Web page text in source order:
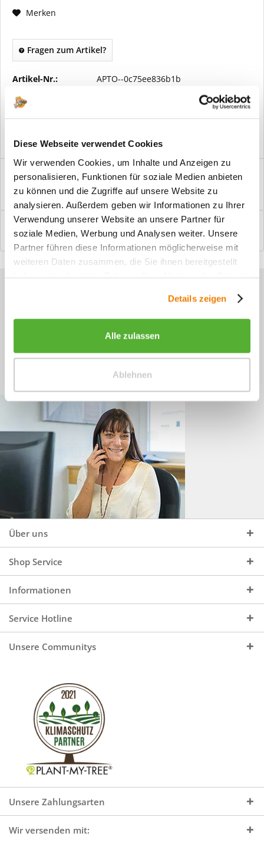
Diese Webseite verwendet Cookies
Wir verwenden Cookies, um Inhalte und Anzeigen zu
personalisieren, Funktionen für soziale Medien anbieten
zu können und die Zugriffe auf unsere Website zu
analysieren. Außerdem geben wir Informationen zu Ihrer
Verwendung unserer Website an unsere Partner für
soziale Medien, Werbung und Analysen weiter. Unsere
Partner führen diese Informationen möglicherweise mit
weiteren Daten zusammen, die Sie ihnen bereitgestellt
Details zeigen
Alle zulassen
Ablehnen
Merken
Fragen zum Artikel?
Artikel-Nr.: APTO--0c75ee836b1b
Vorteile
Windfangelemente online am Bildschirm konfigurieren und
einbaufertig bestellen. In wenigen...
Bewertungen
0
Bewertungen lesen, schreiben und diskutieren...mehr
Sie haben Fragen zu unseren
+49 (0)4244 965 34 04
Mo - Do, 09:00 - 16:00 Uhr
und Fr, 09:00 - 13:00 Uhr
Über uns
Shop Service
Informationen
Service Hotline
Unsere Communitys
Unsere Zahlungsarten
Wir versenden mit: